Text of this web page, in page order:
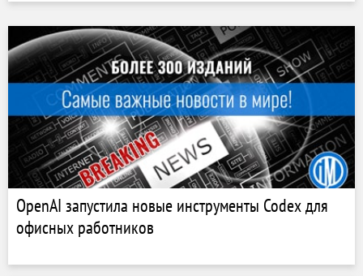
OpenAI запустила новые инструменты Codex для
офисных работников